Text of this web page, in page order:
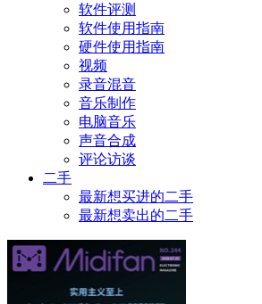
软件评测
软件使用指南
硬件使用指南
视频
录音混音
音乐制作
电脑音乐
声音合成
评论访谈
二手
最新想买进的二手
最新想卖出的二手